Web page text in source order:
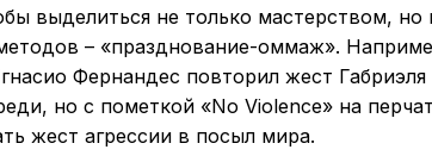
выделиться не только мастерством,
– «празднование-оммаж».
Фернандес повторил жест
но с пометкой «No Violence» на
жест агрессии в посыл мира.